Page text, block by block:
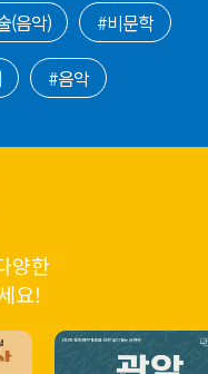
(음악) #비문학
#음악
양한
요!